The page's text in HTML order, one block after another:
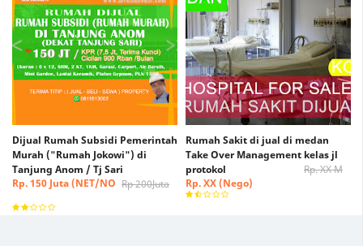
Dijual Rumah Subsidi Pemerintah
Murah ("Rumah Jokowi") di
Tanjung Anom / Tj Sari
Rp 200Juta
Rp. 150 Juta (NET/NO
Rumah Sakit di jual di medan
Take Over Management kelas jl
protokol
Rp. XX M
Rp. XX (Nego)